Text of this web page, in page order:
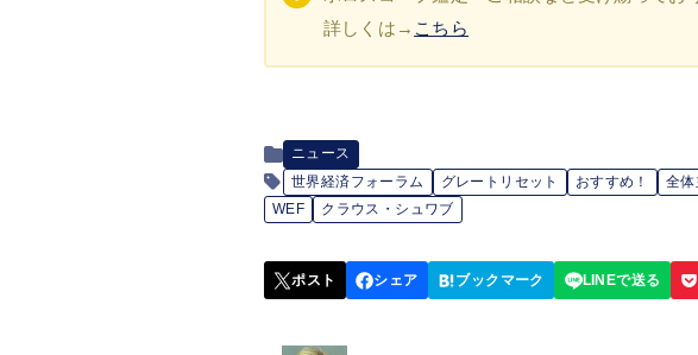
詳しくは→ こちら
ニュース
世界経済フォーラム
グレートリセット おすすめ！ 全体
WEF
クラウス・シュワブ